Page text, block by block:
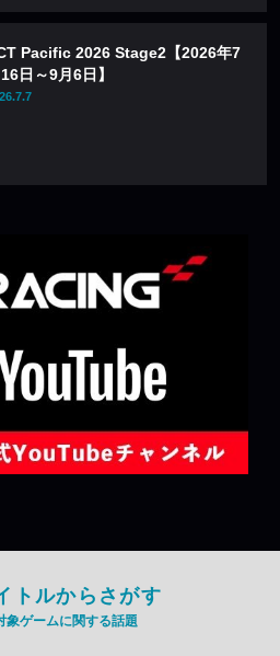
Pacific 2026 Stage2【2026年7
16日～9月6日】
トルからさがす
象ゲームに関する話題